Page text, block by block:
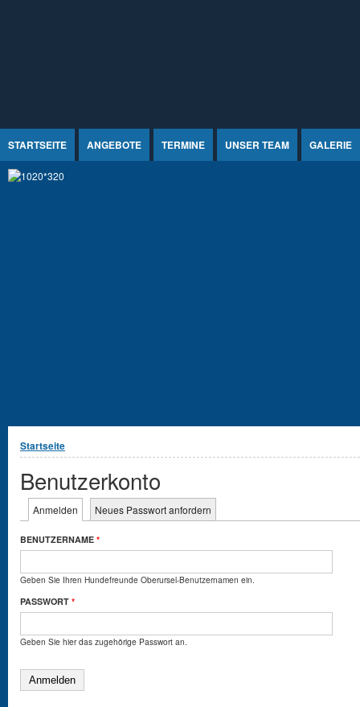
STARTSEITE ANGEBOTE TERMINE UNSER TEAM GALERIE
Sie sind hier
Startseite
Benutzerkonto
Haupt-Reiter
Anmelden (aktiver Reiter)
Neues Passwort anfordern
BENUTZERNAME *
Geben Sie Ihren Hundefreunde Oberursel-Benutzernamen ein.
PASSWORT *
Geben Sie hier das zugehörige Passwort an.